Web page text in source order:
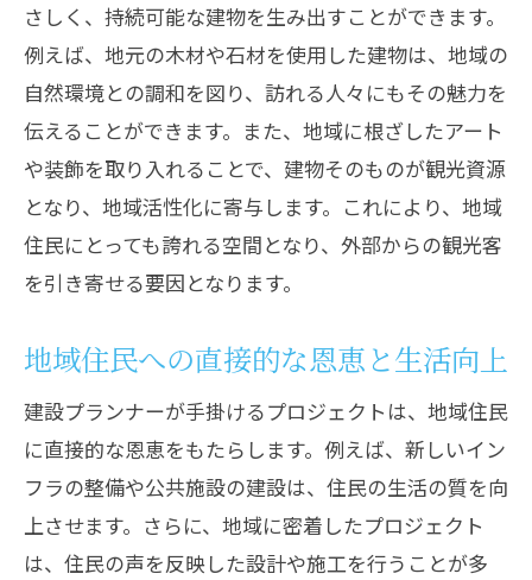
さしく、持続可能な建物を生み出すことができます。
例えば、地元の木材や石材を使用した建物は、地域の
自然環境との調和を図り、訪れる人々にもその魅力を
伝えることができます。また、地域に根ざしたアート
や装飾を取り入れることで、建物そのものが観光資源
となり、地域活性化に寄与します。これにより、地域
住民にとっても誇れる空間となり、外部からの観光客
を引き寄せる要因となります。
地域住民への直接的な恩恵と生活向上
建設プランナーが手掛けるプロジェクトは、地域住民
に直接的な恩恵をもたらします。例えば、新しいイン
フラの整備や公共施設の建設は、住民の生活の質を向
上させます。さらに、地域に密着したプロジェクト
は、住民の声を反映した設計や施工を行うことが多